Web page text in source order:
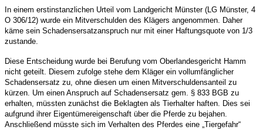
In einem erstinstanzlichen Urteil vom Landgericht Münster (LG Münster, 4
O 306/12) wurde ein Mitverschulden des Klägers angenommen. Daher
käme sein Schadensersatzanspruch nur mit einer Haftungsquote von 1/3
zustande.
Diese Entscheidung wurde bei Berufung vom Oberlandesgericht Hamm
nicht geteilt. Diesem zufolge stehe dem Kläger ein vollumfänglicher
Schadensersatz zu, ohne diesen um einen Mitverschuldensanteil zu
kürzen. Um einen Anspruch auf Schadensersatz gem. § 833 BGB zu
erhalten, müssten zunächst die Beklagten als Tierhalter haften. Dies sei
aufgrund ihrer Eigentümereigenschaft über die Pferde zu bejahen.
Anschließend müsste sich im Verhalten des Pferdes eine „Tiergefahr“